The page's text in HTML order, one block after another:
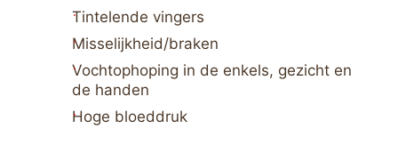
Tintelende vingers
Misselijkheid/braken
Vochtophoping in de enkels, gezicht en
de handen
Hoge bloeddruk